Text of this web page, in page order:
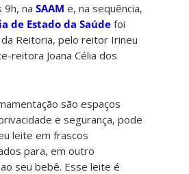
9h, naSAAM e, na sequência,
de Estado da Saúde foi
Reitoria, pelo reitor Irineu
reitora Joana Célia dos
são espaços
e segurança, pode
leite em frascos
para, em outro
seu bebê. Esse leite é